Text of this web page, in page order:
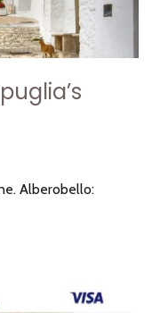
Alberobello: